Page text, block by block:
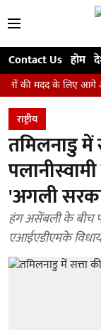
Contact Us होम
मदद के लिए आगे आए
राष्ट्रीय
तमिलनाडु में
'अगली
हंग असेंबली के बीच
एआईएडीएमके